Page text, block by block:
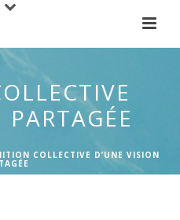
COLLECTIVE D’UNE VISION